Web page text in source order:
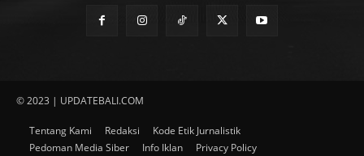
© 2023 | UPDATEBALI.COM
Tentang Kami Redaksi
Kode Etik Jurnalistik
Pedoman Media Siber
Info Iklan Privacy Policy